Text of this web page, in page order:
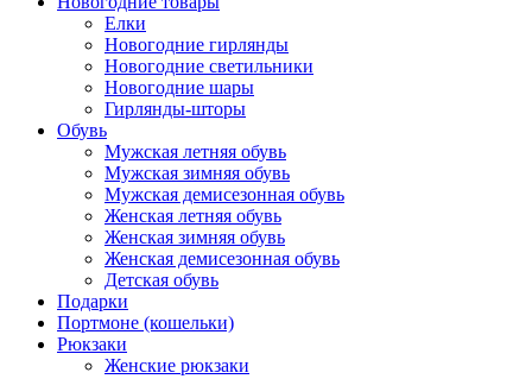
Елки
Новогодние гирлянды
Новогодние светильники
Новогодние шары
Гирлянды-шторы
Обувь
Мужская летняя обувь
Мужская зимняя обувь
Мужская демисезонная обувь
Женская летняя обувь
Женская зимняя обувь
Женская демисезонная обувь
Детская обувь
Подарки
Портмоне (кошельки)
Рюкзаки
Женские рюкзаки